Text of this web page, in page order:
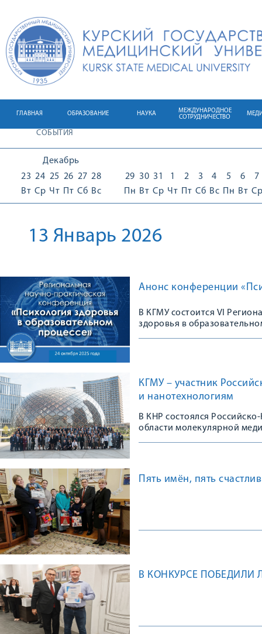
ГЛАВНАЯ ОБРАЗОВАНИЕ НАУКА
МЕЖДУНАРОДНОЕ
СОТРУДНИЧЕСТВО
СОБЫТИЯ
Декабрь
23
Вт
24
Ср
25
Чт
26
Пт
27
Сб
28
Вс
29
Пн
30
Вт
31
Ср
1
Чт
2
Пт
3
Сб
4
Вс
5
Пн
6
Вт
7
Ср
13 Январь 2026
Анонс конференции
В КГМУ состоится VI
здоровья в
КГМУ – участник
и нанотехнологиям
В КНР состоялся
области молекулярной
Пять имён, пять
В КОНКУРСЕ ПОБЕДИЛИ